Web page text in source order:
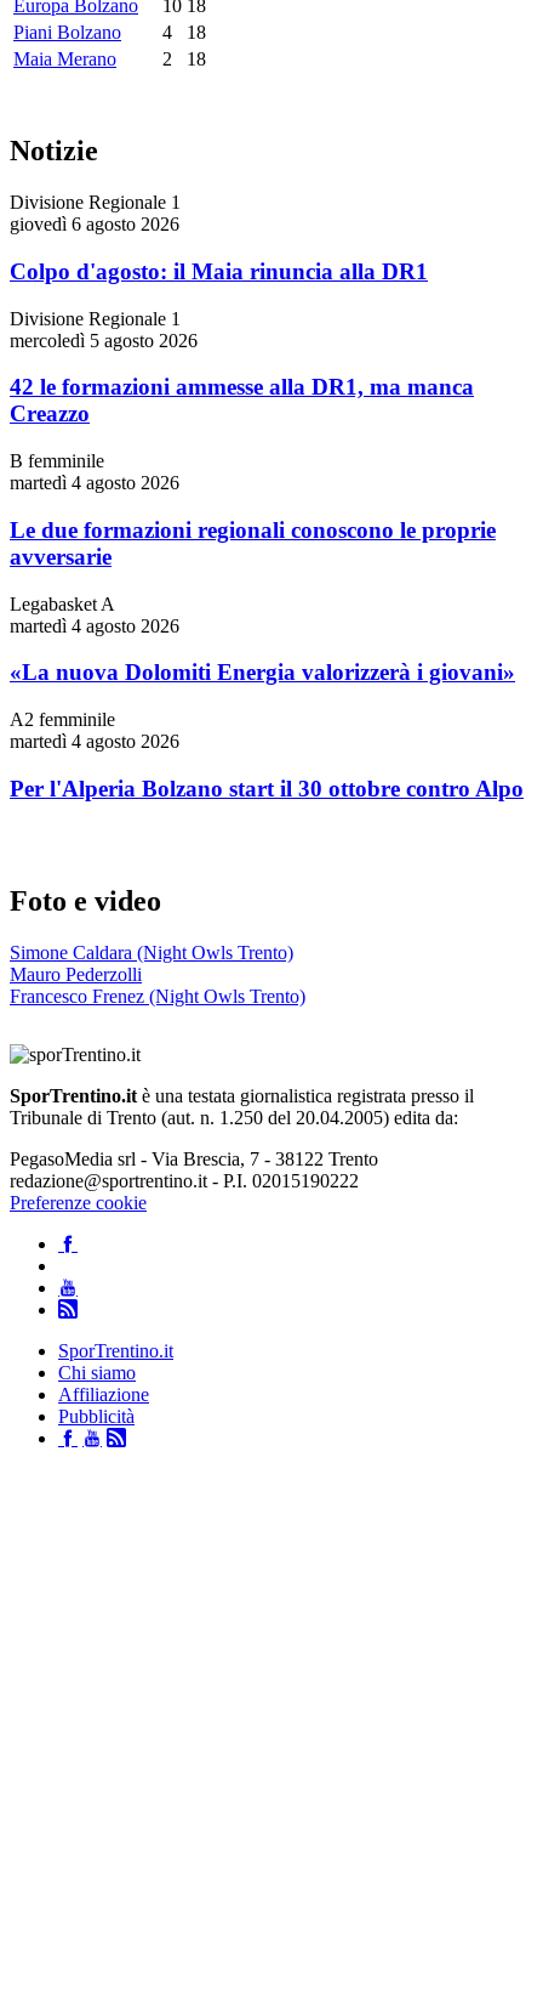
Europa Bolzano 10 18
Piani Bolzano
4
18
Maia Merano
2 18
Notizie
Divisione Regionale 1
giovedì 6 agosto 2026
Colpo d'agosto: il Maia rinuncia alla DR1
Divisione Regionale 1
mercoledì 5 agosto 2026
42 le formazioni ammesse alla DR1, ma manca
Creazzo
B femminile
martedì 4 agosto 2026
Le due formazioni regionali conoscono le proprie
avversarie
Legabasket A
martedì 4 agosto 2026
«La nuova Dolomiti Energia valorizzerà i giovani»
A2 femminile
martedì 4 agosto 2026
Per l'Alperia Bolzano start il 30 ottobre contro Alpo
Foto e video
Simone Caldara (Night Owls Trento)
Mauro Pederzolli
Francesco Frenez (Night Owls Trento)
SporTrentino.it è una testata giornalistica registrata presso il
Tribunale di Trento (aut. n. 1.250 del 20.04.2005) edita da:
PegasoMedia srl - Via Brescia, 7 - 38122 Trento
redazione@sportrentino.it - P.I. 02015190222
Preferenze cookie
SporTrentino.it
Chi siamo
Affiliazione
Pubblicità